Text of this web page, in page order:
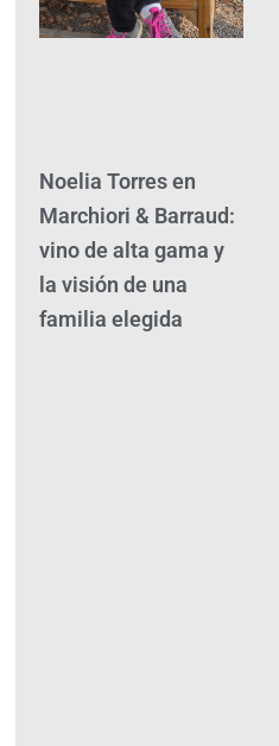
Noelia Torres en
Marchiori & Barraud:
vino de alta gama y
la visión de una
familia elegida